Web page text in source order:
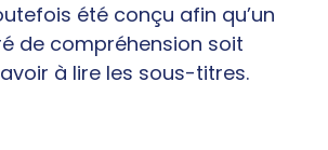
été conçu afin qu’un
de compréhension soit
à lire les sous-titres.